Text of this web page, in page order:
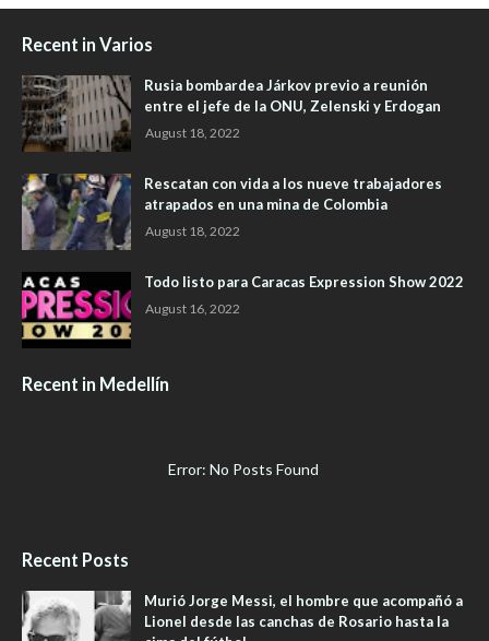
Recent in Varios
Rusia bombardea Járkov previo a reunión
entre el jefe de la ONU, Zelenski y Erdogan
August 18, 2022
Rescatan con vida a los nueve trabajadores
atrapados en una mina de Colombia
August 18, 2022
Todo listo para Caracas Expression Show 2022
August 16, 2022
Recent in Medellín
Error: No Posts Found
Recent Posts
Murió Jorge Messi, el hombre que acompañó a
Lionel desde las canchas de Rosario hasta la